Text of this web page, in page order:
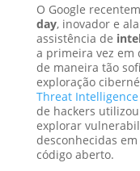
O Google
day, inovador e
assistência de
a primeira vez em
de maneira tão
exploração
Threat
de hackers
explorar
desconhecidas
código aberto.